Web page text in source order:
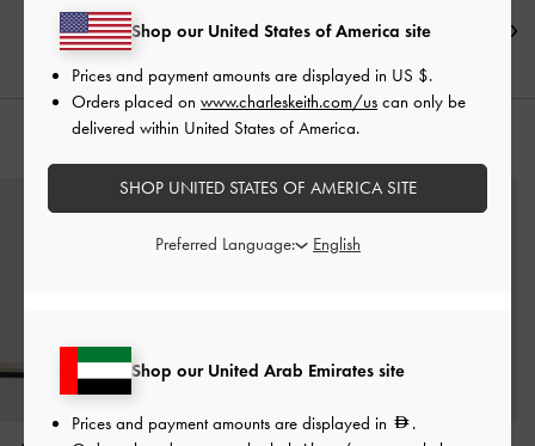
الشحن والإرجاع
Shop our United Arab Emirates site
Prices and payment amounts are displayed in
.
Shop our United States of America site
Prices and payment amounts are displayed in US $.
Orders placed on www.charleskeith.com/us can only be
delivered within United States of America.
SHOP UNITED STATES OF AMERICA SITE
Preferred Language: